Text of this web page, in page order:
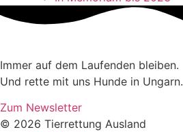
Immer auf dem Laufenden bleiben.
Und rette mit uns Hunde in Ungarn.
Zum Newsletter
© 2026 Tierrettung Ausland